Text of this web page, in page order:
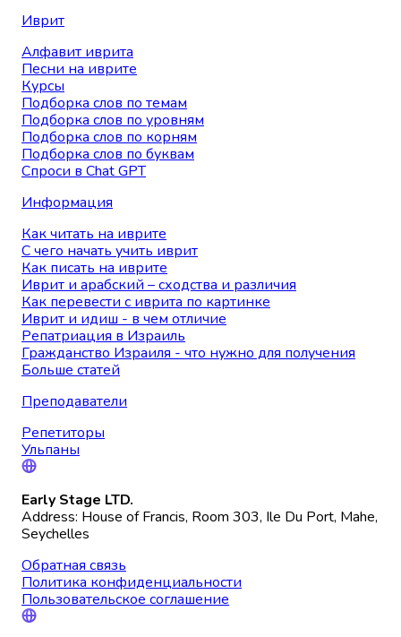
Иврит
Алфавит иврита
Песни на иврите
Курсы
Подборка слов по темам
Подборка слов по уровням
Подборка слов по корням
Подборка слов по буквам
Спроси в Chat GPT
Информация
Как читать на иврите
С чего начать учить иврит
Как писать на иврите
Иврит и арабский – сходства и различия
Как перевести с иврита по картинке
Иврит и идиш - в чем отличие
Репатриация в Израиль
Гражданство Израиля - что нужно для получения
Больше статей
Преподаватели
Репетиторы
Ульпаны
Early Stage LTD.
Address: House of Francis, Room 303, Ile Du Port, Mahe,
Seychelles
Обратная связь
Политика конфиденциальности
Пользовательское соглашение